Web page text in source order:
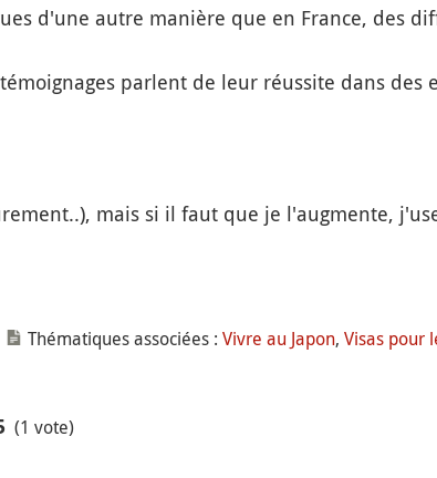
d'une autre manière que en France, des
parlent de leur réussite dans des
mais si il faut que je l'augmente,
Thématiques associées : Vivre au Japon, Visas pour
(1 vote)